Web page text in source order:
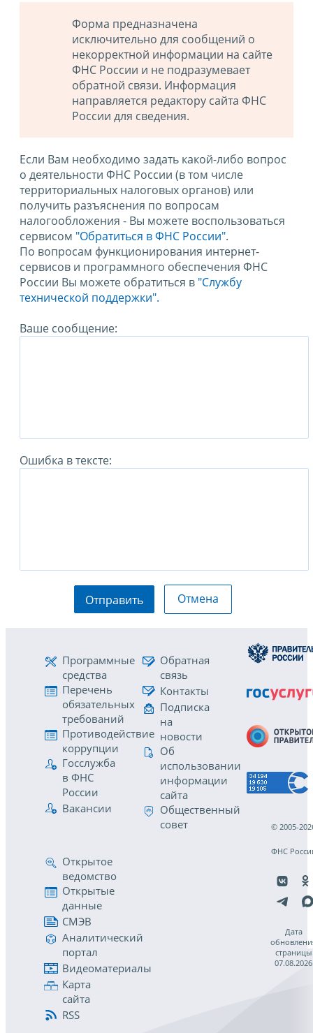
Форма предназначена
исключительно для сообщений о
некорректной информации на сайте
ФНС России и не подразумевает
обратной связи. Информация
направляется редактору сайта ФНС
России для сведения.
Если Вам необходимо задать какой-либо вопрос
о деятельности ФНС России (в том числе
территориальных налоговых органов) или
получить разъяснения по вопросам
налогообложения - Вы можете воспользоваться
сервисом "Обратиться в ФНС России".
По вопросам функционирования интернет-
сервисов и программного обеспечения ФНС
России Вы можете обратиться в "Службу
технической поддержки".
Ваше сообщение:
Ошибка в тексте:
Отправить Отмена
Программные
средства
Перечень
обязательных
требований
Противодействие
коррупции
Госслужба
в ФНС
России
Вакансии
Обратная
связь
Контакты
Подписка
на
новости
Об
использовании
информации
сайта
Общественный
совет
Открытое
ведомство
Открытые
данные
СМЭВ
Аналитический
портал
Видеоматериалы
Карта
сайта
RSS
© 2005-
ФНС
Дата
страницы
07.08.2026